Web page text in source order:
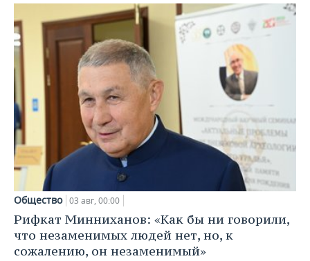
Общество 03 авг, 00:00
Рифкат Минниханов: «Как бы ни говорили,
что незаменимых людей нет, но, к
сожалению, он незаменимый»